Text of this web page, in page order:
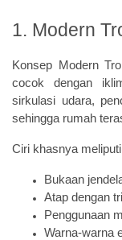
1. Modern
Konsep Modern
cocok dengan
sirkulasi udara,
sehingga rumah
Ciri khasnya
Bukaan
Atap dengan
Penggunaan
Warna-warna